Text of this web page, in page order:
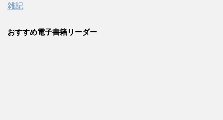
雑記
おすすめ電子書籍リーダー